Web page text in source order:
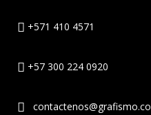
+571 410 4571
+57 300 224 0920
contactenos@grafismo.co